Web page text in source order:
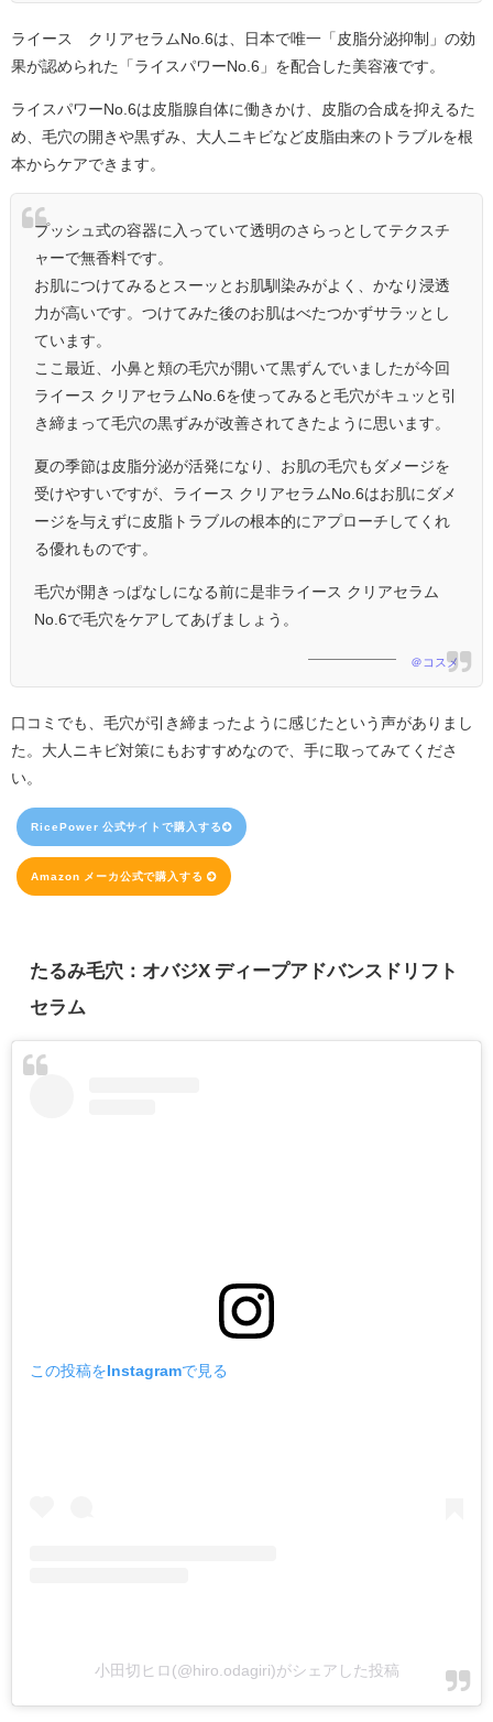
ライース®クリアセラムNo.6は、日本で唯一「皮脂分泌抑制」の効
果が認められた「ライスパワーNo.6」を配合した美容液です。
ライスパワーNo.6は皮脂腺自体に働きかけ、皮脂の合成を抑えるた
め、毛穴の開きや黒ずみ、大人ニキビなど皮脂由来のトラブルを根
本からケアできます。
プッシュ式の容器に入っていて透明のさらっとしてテクスチ
ャーで無香料です。
お肌につけてみるとスーッとお肌馴染みがよく、かなり浸透
力が高いです。つけてみた後のお肌はべたつかずサラッとし
ています。
ここ最近、小鼻と頬の毛穴が開いて黒ずんでいましたが今回
ライース クリアセラムNo.6を使ってみると毛穴がキュッと引
き締まって毛穴の黒ずみが改善されてきたように思います。
夏の季節は皮脂分泌が活発になり、お肌の毛穴もダメージを
受けやすいですが、ライース クリアセラムNo.6はお肌にダメ
ージを与えずに皮脂トラブルの根本的にアプローチしてくれ
る優れものです。
毛穴が開きっぱなしになる前に是非ライース クリアセラム
No.6で毛穴をケアしてあげましょう。
＠コスメ
口コミでも、毛穴が引き締まったように感じたという声がありまし
た。大人ニキビ対策にもおすすめなので、手に取ってみてくださ
い。
RicePower 公式サイトで購入する
Amazon メーカ公式で購入する
たるみ毛穴：オバジX ディープアドバンスドリフト
セラム
この投稿をInstagramで見る
小田切ヒロ(@hiro.odagiri)がシェアした投稿